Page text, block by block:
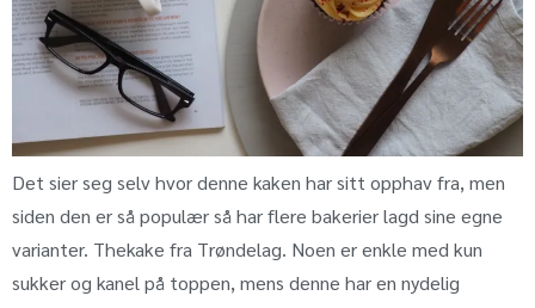
Det sier seg selv hvor denne kaken har sitt opphav fra, men
siden den er så populær så har flere bakerier lagd sine egne
varianter. Thekake fra Trøndelag. Noen er enkle med kun
sukker og kanel på toppen, mens denne har en nydelig